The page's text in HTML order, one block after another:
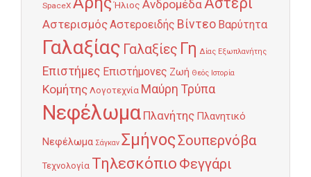
SpaceX Ήλιος Ανδρομέδα
ΑστερισμόςΑστεροειδής Βίντεο Βαρύτητα
Γαλαξίας Γαλαξίες Γη Δίας Εξωπλανήτης
Επιστήμες Επιστήμονες Ζωή Θεός Ιστορία
Κομήτης Λογοτεχνία Μαύρη Τρύπα
Νεφέλωμα Πλανήτης Πλανητικό
Νεφέλωμα Σάγκαν ΣμήνοςΣουπερνόβα
Τεχνολογία Τηλεσκόπιο Φεγγάρι